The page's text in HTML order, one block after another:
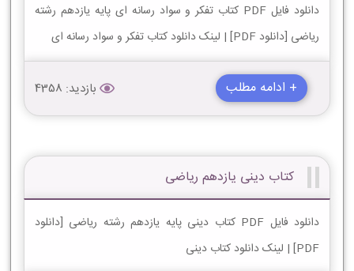
دانلود فایل PDF کتاب تفکر و سواد رسانه ای پایه یازدهم رشته
ریاضی [دانلود PDF] | لینک دانلود کتاب تفکر و سواد رسانه ای
+ ادامه مطلب بازدید: 4358
کتاب دینی یازدهم ریاضی
دانلود فایل PDF کتاب دینی پایه یازدهم رشته ریاضی [دانلود
PDF] | لینک دانلود کتاب دینی